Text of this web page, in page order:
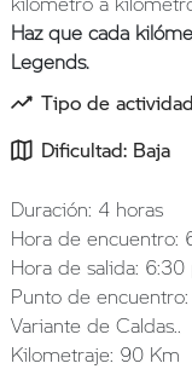
Haz que cada
Legends.
Tipo de
Dificultad: Baja
Duración: 4 horas
Hora de encuentro:
Hora de salida: 6:30
Punto de
Variante de Caldas..
Kilometraje: 90 Km